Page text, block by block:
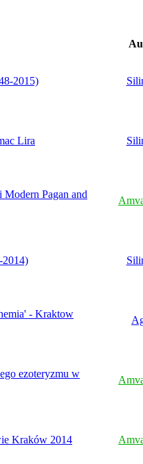
2015)
Lira
Pagan and
2014)
- Kraktow
ezoteryzmu w
Kraków 2014